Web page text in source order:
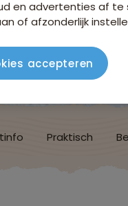
Praktisch
en advertenties af
of afzonderlijk
accepteren